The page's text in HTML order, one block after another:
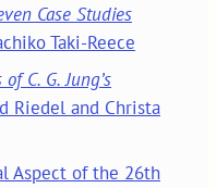
Case Studies
Taki-Reece
C. G. Jung’s
Riedel and Christa
Aspect of the 26th